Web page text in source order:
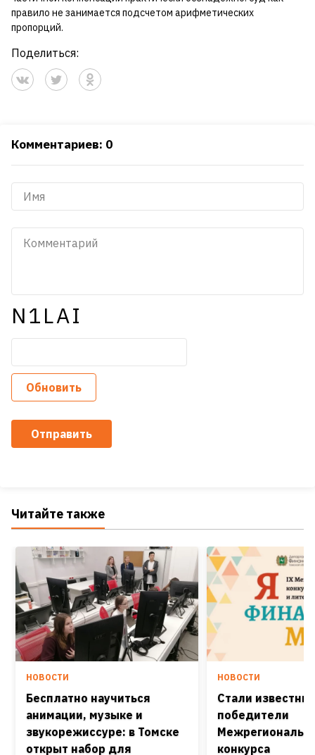
правило не занимается подсчетом арифметических
пропорций.
Поделиться:
Комментариев: 0
N1LAI
Обновить
Отправить
Читайте также
НОВОСТИ
Бесплатно научиться
анимации, музыке и
звукорежиссуре: в Томске
открыт набор для
НОВОСТИ
Стали известны
победители
конкурса